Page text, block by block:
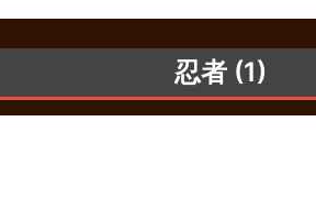
忍者 (1)